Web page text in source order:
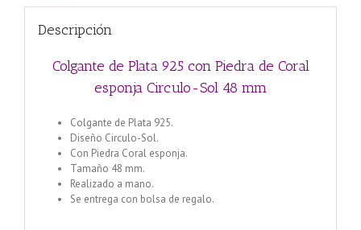
Descripción
Colgante de Plata 925 con Piedra de Coral
esponja Circulo-Sol 48 mm
Colgante de Plata 925.
Diseño Circulo-Sol.
Con Piedra Coral esponja.
Tamaño 48 mm.
Realizado a mano.
Se entrega con bolsa de regalo.